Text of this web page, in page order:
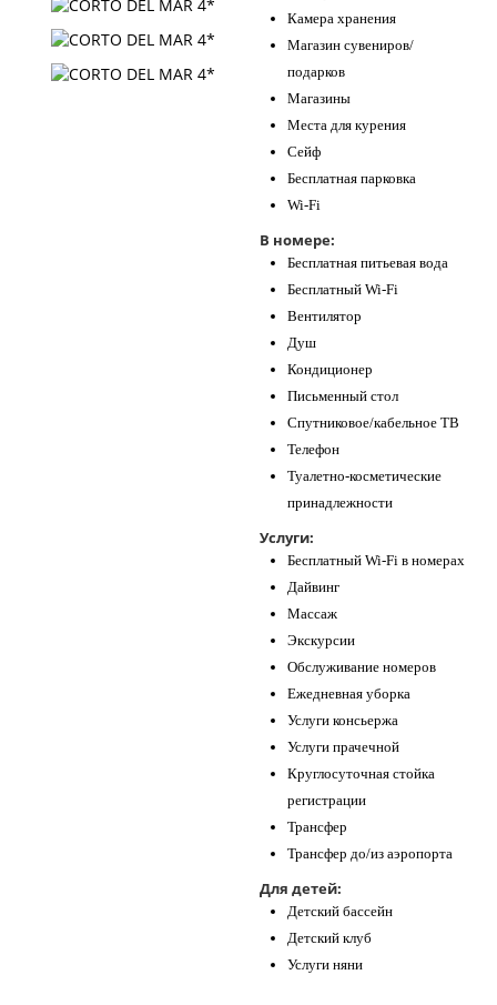
Камера хранения
Магазин сувениров/
подарков
Магазины
Места для курения
Сейф
Бесплатная парковка
Wi-Fi
В номере:
Бесплатная питьевая вода
Бесплатный Wi-Fi
Вентилятор
Душ
Кондиционер
Письменный стол
Спутниковое/кабельное ТВ
Телефон
Туалетно-косметические
принадлежности
Услуги:
Бесплатный Wi-Fi в номерах
Дайвинг
Массаж
Экскурсии
Обслуживание номеров
Ежедневная уборка
Услуги консьержа
Услуги прачечной
Круглосуточная стойка
регистрации
Трансфер
Трансфер до/из аэропорта
Для детей:
Детский бассейн
Детский клуб
Услуги няни